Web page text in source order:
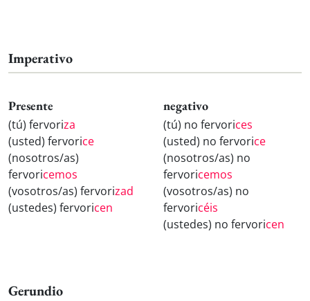
Imperativo
Presente
(tú) fervoriza
(usted) fervorice
(nosotros/as)
fervoricemos
(vosotros/as) fervorizad
(ustedes) fervoricen
negativo
(tú) no fervorices
(usted) no fervorice
(nosotros/as) no
fervoricemos
(vosotros/as) no
fervoricéis
(ustedes) no fervoricen
Gerundio